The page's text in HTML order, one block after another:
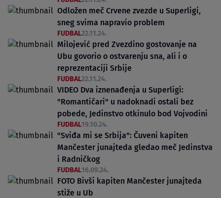
Odložen meč Crvene zvezde u Superligi,
sneg svima napravio problem
FUDBAL22.11.24.
Milojević pred Zvezdino gostovanje na
Ubu govorio o ostvarenju sna, ali i o
reprezentaciji Srbije
FUDBAL22.11.24.
VIDEO Dva iznenađenja u Superligi:
"Romantičari" u nadoknadi ostali bez
pobede, Jedinstvo otkinulo bod Vojvodini
FUDBAL19.10.24.
"Sviđa mi se Srbija": Čuveni kapiten
Mančester junajteda gledao meč Jedinstva
i Radničkog
FUDBAL16.09.24.
FOTO Bivši kapiten Mančester junajteda
stiže u Ub